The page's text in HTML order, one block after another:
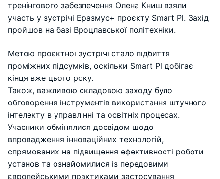
тренінгового забезпечення Олена Книш взяли
участь у зустрічі Еразмус+ проєкту Smart Pl. Захід
пройшов на базі Вроцлавської політехніки.
Метою проєктної зустрічі стало підбиття
проміжних підсумків, оскільки Smart Pl добігає
кінця вже цього року.
Також, важливою складовою заходу було
обговорення інструментів використання штучного
інтелекту в управлінні та освітніх процесах.
Учасники обмінялися досвідом щодо
впровадження інноваційних технологій,
спрямованих на підвищення ефективності роботи
установ та ознайомилися із передовими
європейськими практиками застосування